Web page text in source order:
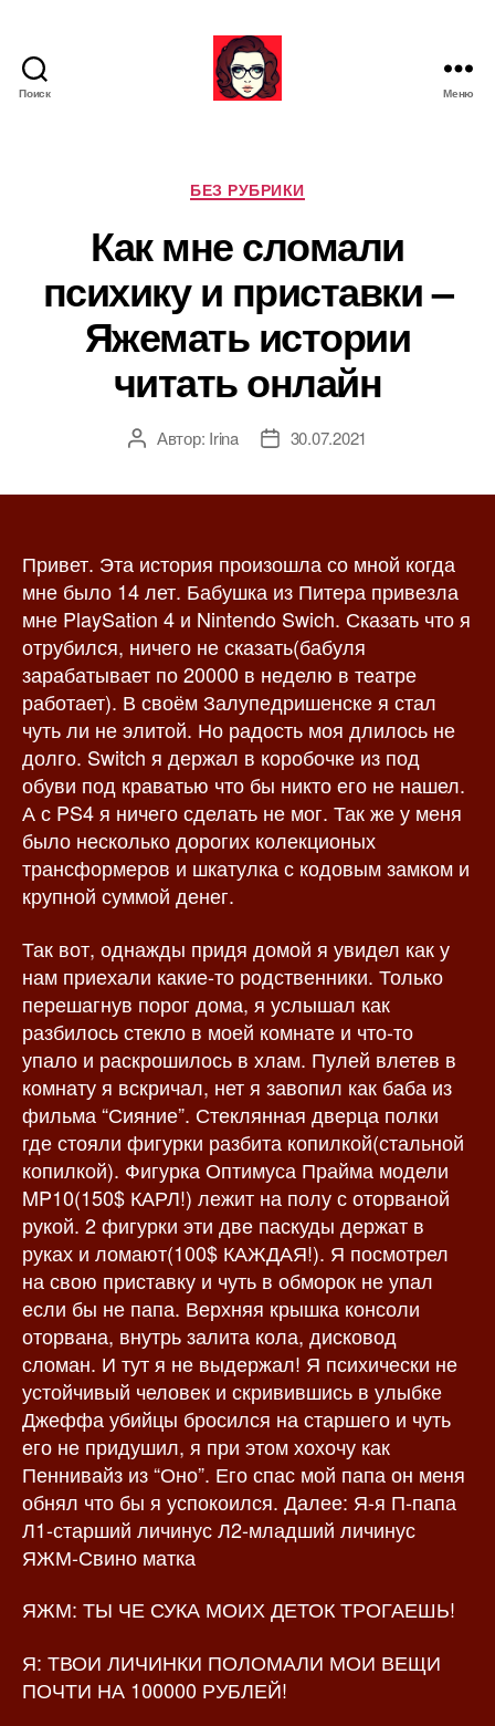
Поиск
М
а
т
ь
Меню
Р
у
б
р
и
к
БЕЗ РУБРИКИ
Как мне сломали
психику и приставки –
Яжемать истории
читать онлайн
А
з
а
и
с
и
Автор: Irina
Д
а
п
с
и
30.07.2021
Привет. Эта история произошла со мной когда
мне было 14 лет. Бабушка из Питера привезла
мне PlaySation 4 и Nintendo Swich. Сказать что я
отрубился, ничего не сказать(бабуля
зарабатывает по 20000 в неделю в театре
работает). В своём Залупедришенске я стал
чуть ли не элитой. Но радость моя длилось не
долго. Switch я держал в коробочке из под
обуви под краватью что бы никто его не нашел.
А с PS4 я ничего сделать не мог. Так же у меня
было несколько дорогих колекционых
трансформеров и шкатулка с кодовым замком и
крупной суммой денег.
Так вот, однажды придя домой я увидел как у
нам приехали какие-то родственники. Только
перешагнув порог дома, я услышал как
разбилось стекло в моей комнате и что-то
упало и раскрошилось в хлам. Пулей влетев в
комнату я вскричал, нет я завопил как баба из
фильма “Сияние”. Стеклянная дверца полки
где стояли фигурки разбита копилкой(стальной
копилкой). Фигурка Оптимуса Прайма модели
MP10(150$ КАРЛ!) лежит на полу с оторваной
рукой. 2 фигурки эти две паскуды держат в
руках и ломают(100$ КАЖДАЯ!). Я посмотрел
на свою приставку и чуть в обморок не упал
если бы не папа. Верхняя крышка консоли
оторвана, внутрь залита кола, дисковод
сломан. И тут я не выдержал! Я психически не
устойчивый человек и скривившись в улыбке
Джеффа убийцы бросился на старшего и чуть
его не придушил, я при этом хохочу как
Пеннивайз из “Оно”. Его спас мой папа он меня
обнял что бы я успокоился. Далее: Я-я П-папа
Л1-старший личинус Л2-младший личинус
ЯЖМ-Свино матка
ЯЖМ: ТЫ ЧЕ СУКА МОИХ ДЕТОК ТРОГАЕШЬ!
Я: ТВОИ ЛИЧИНКИ ПОЛОМАЛИ МОИ ВЕЩИ
ПОЧТИ НА 100000 РУБЛЕЙ!